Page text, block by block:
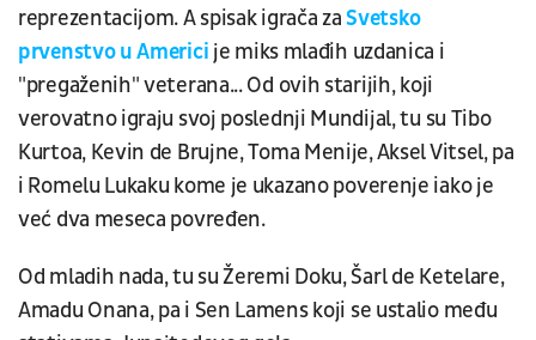
reprezentacijom. A spisak igrača zaSvetsko
prvenstvo u Americi je miks mlađih uzdanica i
"pregaženih" veterana... Od ovih starijih, koji
verovatno igraju svoj poslednji Mundijal, tu su Tibo
Kurtoa, Kevin de Brujne, Toma Menije, Aksel Vitsel, pa
i Romelu Lukaku kome je ukazano poverenje iako je
već dva meseca povređen.
Od mladih nada, tu su Žeremi Doku, Šarl de Ketelare,
Amadu Onana, pa i Sen Lamens koji se ustalio među